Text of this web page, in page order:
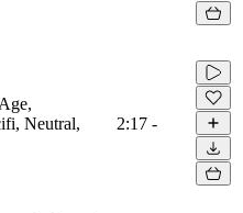
Neutral,
2:17 -